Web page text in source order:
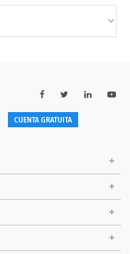
CUENTA GRATUITA